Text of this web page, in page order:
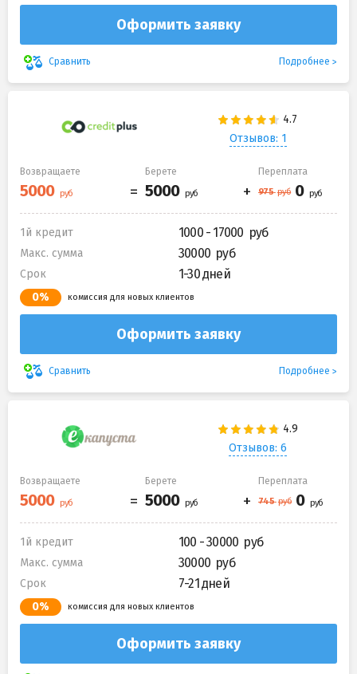
Оформить заявку
Сравнить Подробнее
Отзывов: 1
Возвращаете Берете Переплата
1й кредит 1000 - 17000
Макс. сумма 30000
Срок 1-30 дней
0% комиссия для новых клиентов
Оформить заявку
Сравнить Подробнее
Отзывов: 6
Возвращаете Берете Переплата
1й кредит 100 - 30000
Макс. сумма 30000
Срок 7-21 дней
0% комиссия для новых клиентов
Оформить заявку